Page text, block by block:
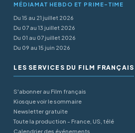
MÉDIAMAT HEBDO ET PRIME-TIME
Du 15 au 21 juillet 2026
Du 07 au 13 juillet 2026
Du 01 au 07 juillet 2026
Du 09 au 15 juin 2026
LES SERVICES DU FILM FRANÇAIS
S'abonner au Film français
Kiosque voir le sommaire
Newsletter gratuite
Toute la production - France, US, télé
Calendrier des événements